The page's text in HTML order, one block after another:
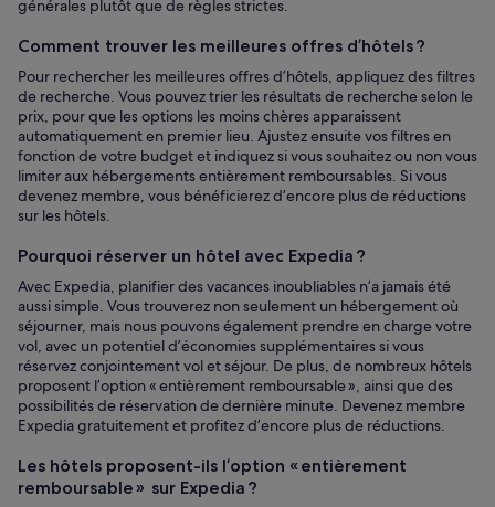
générales plutôt que de règles strictes.
Comment trouver les meilleures offres d’hôtels ?
Pour rechercher les meilleures offres d’hôtels, appliquez des filtres
de recherche. Vous pouvez trier les résultats de recherche selon le
prix, pour que les options les moins chères apparaissent
automatiquement en premier lieu. Ajustez ensuite vos filtres en
fonction de votre budget et indiquez si vous souhaitez ou non vous
limiter aux hébergements entièrement remboursables. Si vous
devenez membre, vous bénéficierez d’encore plus de réductions
sur les hôtels.
Pourquoi réserver un hôtel avec Expedia ?
Avec Expedia, planifier des vacances inoubliables n’a jamais été
aussi simple. Vous trouverez non seulement un hébergement où
séjourner, mais nous pouvons également prendre en charge votre
vol, avec un potentiel d’économies supplémentaires si vous
réservez conjointement vol et séjour. De plus, de nombreux hôtels
proposent l’option « entièrement remboursable », ainsi que des
possibilités de réservation de dernière minute. Devenez membre
Expedia gratuitement et profitez d’encore plus de réductions.
Les hôtels proposent-ils l’option « entièrement
remboursable » sur Expedia ?